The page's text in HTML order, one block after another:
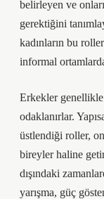
belirleyen ve
gerektiğini
kadınların bu
informal
Erkekler genellikle
odaklanırlar.
üstlendiği roller,
bireyler haline
dışındaki
yarışma, güç